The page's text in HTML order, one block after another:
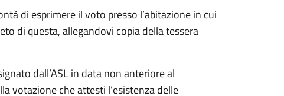
di esprimere il voto presso l’abitazione in cui
di questa, allegandovi copia della tessera
dall’ASL in data non anteriore al
votazione che attesti l’esistenza delle